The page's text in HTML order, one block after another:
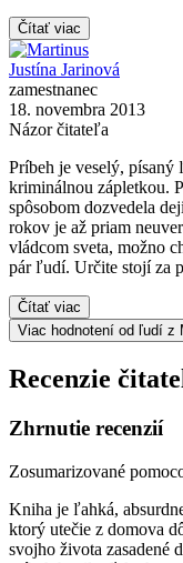
Čítať viac
Justína Jarinová
zamestnanec
18. novembra 2013
Názor čitateľa
Príbeh je veselý,
kriminálnou zápletkou.
spôsobom dozvedela
rokov je až priam
vládcom sveta, možno
pár ľudí. Určite stojí za
Čítať viac
Viac hodnotení od ľudí z
Recenzie
Zhrnutie recenzií
Zosumarizované
Kniha je ľahká,
ktorý utečie z domova
svojho života zasadené